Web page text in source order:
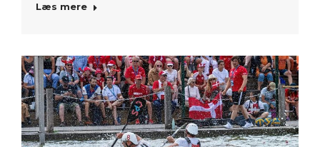
Læs mere